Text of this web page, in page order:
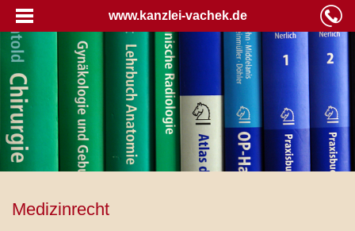
www.kanzlei-vachek.de
Medizinrecht